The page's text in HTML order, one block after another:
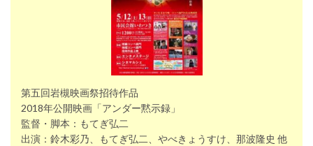
第五回岩槻映画祭招待作品
2018年公開映画「アンダー黙示録」
監督・脚本：もてぎ弘二
出演：鈴木彩乃、もてぎ弘二、やべきょうすけ、那波隆史 他